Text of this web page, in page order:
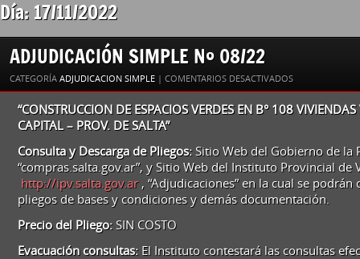
Día: 17/11/2022
ADJUDICACIÓN SIMPLE Nº 08/22
CATEGORÍA ADJUDICACION SIMPLE | COMENTARIOS DESACTIVADOSEN
ADJUDICACIÓN
SIMPLE
“CONSTRUCCION DE ESPACIOS VERDES EN B° 108
CAPITAL – PROV. DE SALTA”
Consulta y Descarga de Pliegos:Sitio Web del Gobierno de la
“compras.salta.gov.ar”, y Sitio Web del Instituto Provincial de
http://ipv.salta.gov.ar, “Adjudicaciones” en la cual se podrán
pliegos de bases y condiciones y demás documentación.
Precio del Pliego:SIN COSTO
Evacuación consultas:El Instituto contestará las consultas